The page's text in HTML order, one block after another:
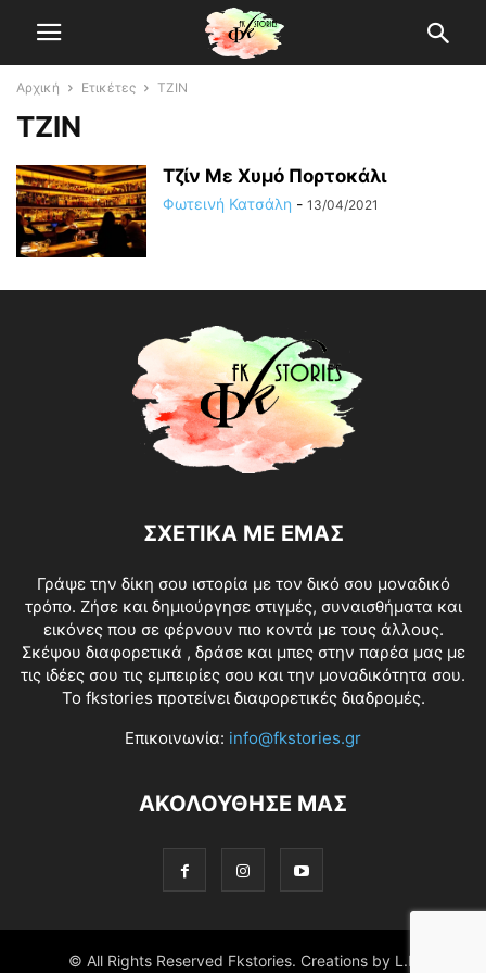
Αρχική Ετικέτες TZIN
TZIN
Τζίν Με Χυμό Πορτοκάλι
Φωτεινή Κατσάλη - 13/04/2021
ΣΧΕΤΙΚΑ ΜΕ ΕΜΑΣ
Γράψε την δίκη σου ιστορία με τον δικό σου μοναδικό
τρόπο. Ζήσε και δημιούργησε στιγμές, συναισθήματα και
εικόνες που σε φέρνουν πιο κοντά με τους άλλους.
Σκέψου διαφορετικά , δράσε και μπες στην παρέα μας με
τις ιδέες σου τις εμπειρίες σου και την μοναδικότητα σου.
Το fkstories προτείνει διαφορετικές διαδρομές.
Επικοινωνία: info@fkstories.gr
ΑΚΟΛΟΥΘΗΣΕ ΜΑΣ
© All Rights Reserved Fkstories. Creations by L.K